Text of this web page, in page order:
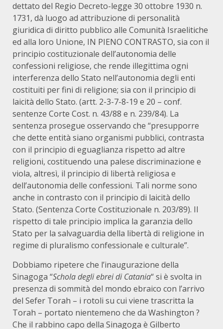
dettato del Regio Decreto-legge 30 ottobre 1930 n.
1731, dà luogo ad attribuzione di personalità
giuridica di diritto pubblico alle Comunità Israelitiche
ed alla loro Unione, IN PIENO CONTRASTO, sia con il
principio costituzionale dell’autonomia delle
confessioni religiose, che rende illegittima ogni
interferenza dello Stato nell’autonomia degli enti
costituiti per fini di religione; sia con il principio di
laicità dello Stato. (artt. 2-3-7-8-19 e 20 – conf.
sentenze Corte Cost. n. 43/88 e n. 239/84). La
sentenza prosegue osservando che “presupporre
che dette entità siano organismi pubblici, contrasta
con il principio di eguaglianza rispetto ad altre
religioni, costituendo una palese discriminazione e
viola, altresì, il principio di libertà religiosa e
dell’autonomia delle confessioni. Tali norme sono
anche in contrasto con il principio di laicità dello
Stato. (Sentenza Corte Costituzionale n. 203/89). Il
rispetto di tale principio implica la garanzia dello
Stato per la salvaguardia della libertà di religione in
regime di pluralismo confessionale e culturale”.
Dobbiamo ripetere che l’inaugurazione della
Sinagoga “Schola degli ebrei di Catania“ si è svolta in
presenza di sommità del mondo ebraico con l’arrivo
del Sefer Torah – i rotoli su cui viene trascritta la
Torah – portato nientemeno che da Washington ?
Che il rabbino capo della Sinagoga è Gilberto